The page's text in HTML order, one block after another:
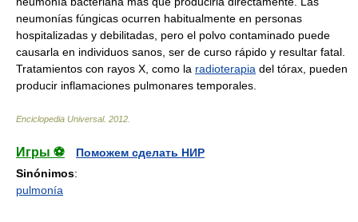
neumonías fúngicas ocurren habitualmente en personas
hospitalizadas y debilitadas, pero el polvo contaminado puede
causarla en individuos sanos, ser de curso rápido y resultar fatal.
Tratamientos con rayos X, como la radioterapia del tórax, pueden
producir inflamaciones pulmonares temporales.
Enciclopedia Universal. 2012
Игры ⚽
Поможем сделать НИР
Sinónimos:
pulmonía